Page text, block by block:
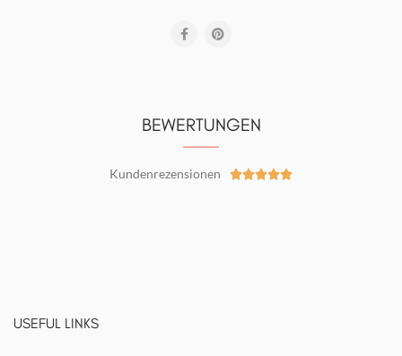
BEWERTUNGEN
Kundenrezensionen 
USEFUL LINKS